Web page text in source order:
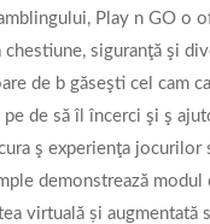
Play n GO o
chestiune, siguranţă şi
de b găseşti cel cam
pe de să îl încerci şi ş
ş experienţa jocurilor
demonstrează modul
virtuală și augmentată